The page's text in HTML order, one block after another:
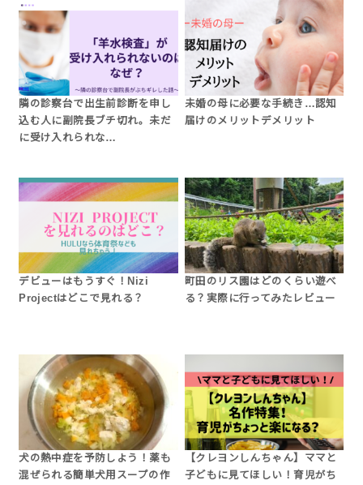
隣の診察台で出生前診断を申し
込む人に副院長ブチ切れ。未だ
に受け入れられな…
未婚の母に必要な手続き…認知
届けのメリットデメリット
デビューはもうすぐ！Nizi
Projectはどこで見れる？
町田のリス園はどのくらい遊べ
る？実際に行ってみたレビュー
犬の熱中症を予防しよう！薬も
混ぜられる簡単犬用スープの作
【クレヨンしんちゃん】ママと
子どもに見てほしい！育児がち